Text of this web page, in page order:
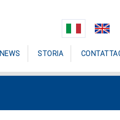
NEWS STORIA